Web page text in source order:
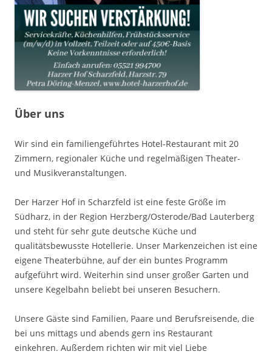
Über uns
Wir sind ein familiengeführtes Hotel-Restaurant mit 20
Zimmern, regionaler Küche und regelmäßigen Theater-
und Musikveranstaltungen.
Der Harzer Hof in Scharzfeld ist eine feste Größe im
Südharz, in der Region Herzberg/Osterode/Bad Lauterberg
und steht für sehr gute deutsche Küche und
qualitätsbewusste Hotellerie. Unser Markenzeichen ist eine
eigene Theaterbühne, auf der ein buntes Programm
aufgeführt wird. Weiterhin sind unser großer Garten und
unsere Kegelbahn beliebt bei unseren Besuchern.
Unsere Gäste sind Familien, Paare und Berufsreisende, die
bei uns mittags und abends gern ins Restaurant
einkehren. Außerdem richten wir mit viel Liebe